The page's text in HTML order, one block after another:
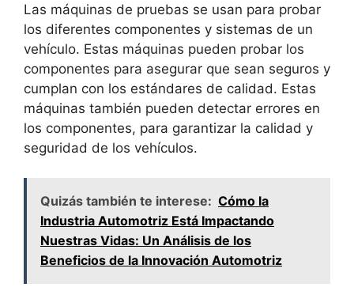
Las máquinas de pruebas se usan para probar
los diferentes componentes y sistemas de un
vehículo. Estas máquinas pueden probar los
componentes para asegurar que sean seguros y
cumplan con los estándares de calidad. Estas
máquinas también pueden detectar errores en
los componentes, para garantizar la calidad y
seguridad de los vehículos.
Quizás también te interese: Cómo la
Industria Automotriz Está Impactando
Nuestras Vidas: Un Análisis de los
Beneficios de la Innovación Automotriz